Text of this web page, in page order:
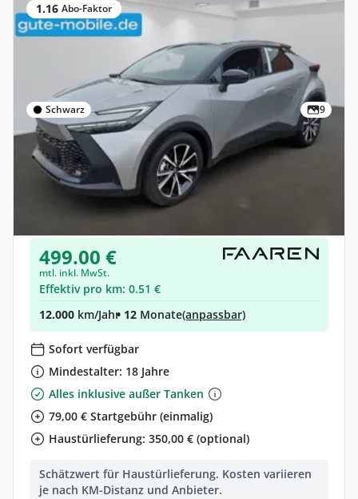
1.16 Abo-Faktor
Schwarz 9
Privat & Gewerbe
Toyota C-HR
Automatik • 223 PS (164 kW)
Gebraucht(5.000 km)• EZ: 01/2024
499.00 €
mtl. inkl. MwSt.
Effektiv pro km: 0.51 €
12.000 km/Jahr• 12 Monate(anpassbar)
Sofort verfügbar
Mindestalter: 18 Jahre
Alles inklusive außer Tanken
79,00 € Startgebühr (einmalig)
Haustürlieferung: 350,00 € (optional)
Schätzwert für Haustürlieferung. Kosten variieren
je nach KM-Distanz und Anbieter.